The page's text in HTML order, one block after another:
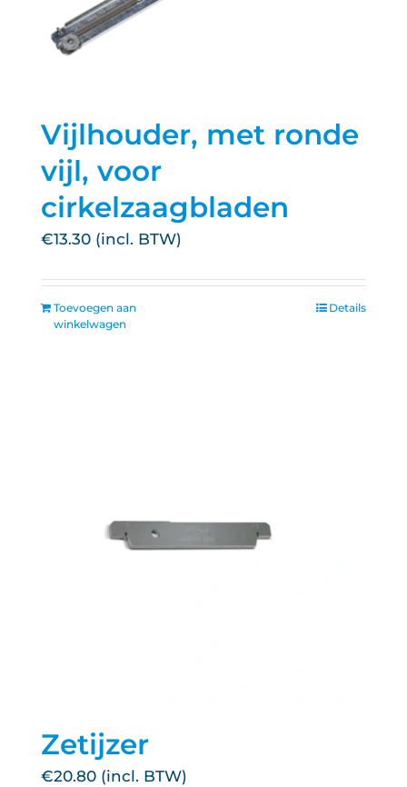
Vijlhouder, met ronde
vijl, voor
cirkelzaagbladen
€13.30
Toevoegen aan
winkelwagen
Details
Zetijzer
€20.80